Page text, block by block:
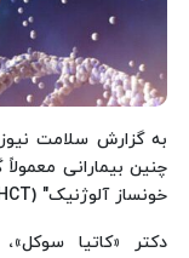
به گزارش سلامت
چنین بیمارانی
خونساز آلوژنیک" (alloHCT) شناخته می‌شود، بارداری ایمن نیست.
دکتر «کاتیا